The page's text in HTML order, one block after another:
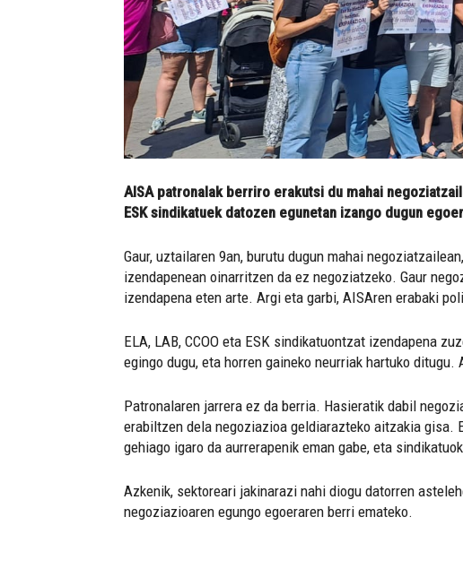
AISA patronalak berriro erakutsi du mahai
ESK sindikatuek datozen egunetan izango dugun
Gaur, uztailaren 9an, burutu dugun mahai
izendapenean oinarritzen da ez negoziatzeko. Gaur
izendapena eten arte. Argi eta garbi, AISAren erabaki
ELA, LAB, CCOO eta ESK sindikatuontzat izendapena
egingo dugu, eta horren gaineko neurriak hartuko
Patronalaren jarrera ez da berria. Hasieratik dabil
erabiltzen dela negoziazioa geldiarazteko aitzakia gisa.
gehiago igaro da aurrerapenik eman gabe, eta
Azkenik, sektoreari jakinarazi nahi diogu datorren
negoziazioaren egungo egoeraren berri emateko.